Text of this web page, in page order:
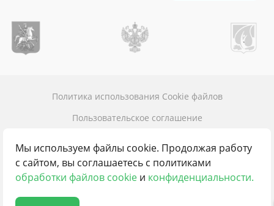
Контакты
Карта сайта
Пользовательское соглашение
Политика использования Cookie файлов
Мы используем файлы cookie. Продолжая работу
с сайтом, вы соглашаетесь с политиками
обработки файлов cookie и конфиденциальности.